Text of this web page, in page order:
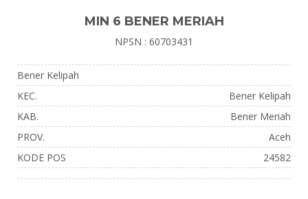
MIN 6 BENER MERIAH
NPSN : 60703431
Bener Kelipah
KEC.
Bener Kelipah
KAB.
Bener Meriah
PROV.
Aceh
KODE POS
24582